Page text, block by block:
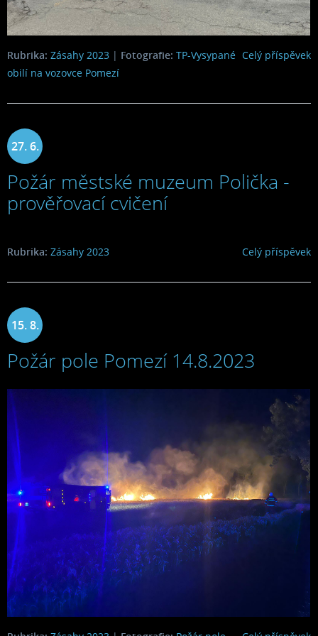
Celý příspěvek
Rubrika: Zásahy 2023 | Fotografie: TP-Vysypané
obilí na vozovce Pomezí
27. 6.
2023
Požár městské muzeum Polička -
prověřovací cvičení
Celý příspěvek
Rubrika: Zásahy 2023
15. 8.
2023
Požár pole Pomezí 14.8.2023